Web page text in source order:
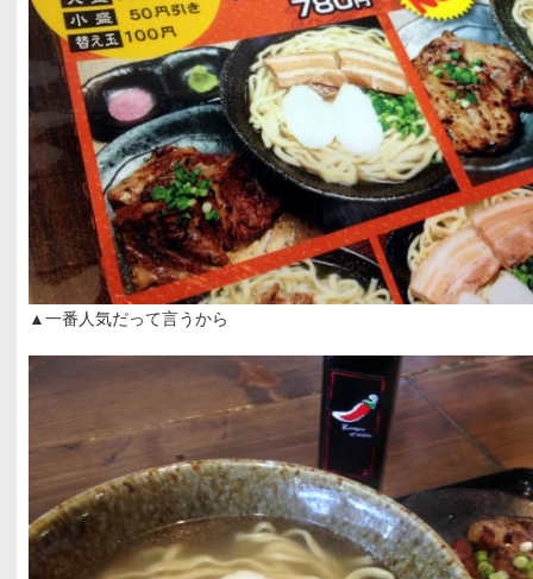
▲一番人気だって言うから